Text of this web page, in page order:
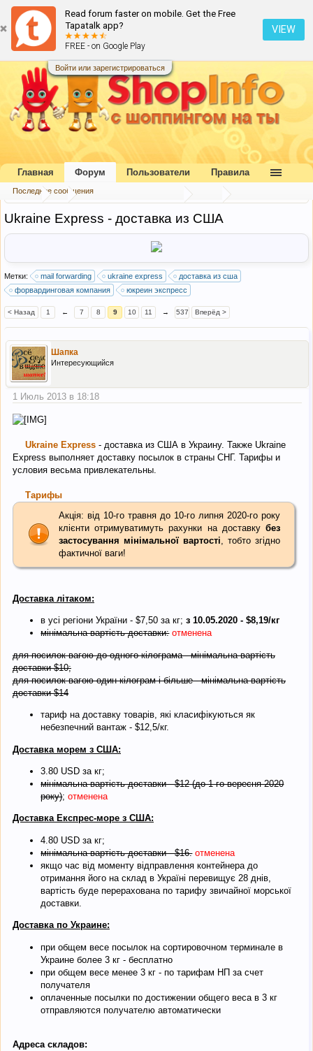
Read forum faster on mobile. Get the Free
Tapatalk app?
FREE - on Google Play
VIEW
Войти или зарегистрироваться
Форум ... Форвардинговые компании
Ukraine Express - доставка из США
Метки: mail forwarding ukraine express
доставка из сша
форвардинговая компания
юкреин экспресс
< Назад 1 ← 7 8 9 10 11 → 537 Вперёд >
Шапка
Интересующийся
1 Июль 2013 в 18:18
Ukraine Express - доставка из США в Украину. Также Ukraine
Express выполняет доставку посылок в страны СНГ. Тарифы и
условия весьма привлекательны.
Тарифы
Акція: від 10-го травня до 10-го липня 2020-го року
клієнти отримуватимуть рахунки на доставкубез
застосування мінімальної вартості , тобто згідно
фактичної ваги!
Доставка літаком:
в усі регіони України - $7,50 за кг;з 10.05.2020 - $8,19/кг
мінімальна вартість доставки: отменена
для посилок вагою до одного кілограма - мінімальна вартість
доставки $10;
для посилок вагою один кілограм і більше - мінімальна вартість
доставки $14
тариф на доставку товарів, які класифікуються як
небезпечний вантаж - $12,5/кг.
Доставка морем з США:
3.80 USD за кг;
мінімальна вартість доставки - $12 (до 1-го вересня 2020
року);отменена
Доставка Експрес-море з США:
4.80 USD за кг;
мінімальна вартість доставки - $16. отменена
якщо час від моменту відправлення контейнера до
отримання його на склад в Україні перевищує 28 днів,
вартість буде перерахована по тарифу звичайної морської
доставки.
Доставка по Украине:
при общем весе посылок на сортировочном терминале в
Украине более 3 кг - бесплатно
при общем весе менее 3 кг - по тарифам НП за счет
получателя
оплаченные посылки по достижении общего веса в 3 кг
отправляются получателю автоматически
Адреса складов:
Главная Форум
Последние сообщения
Пользователи Правила